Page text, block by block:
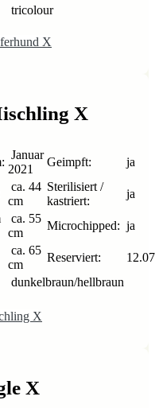
tricolour
X
X
Januar
2021
Geimpft: ja
ca. 44
cm
Sterilisiert /
kastriert:
ja
ca. 55
cm
Microchipped: ja
ca. 65
cm
Reserviert:
dunkelbraun/hellbraun
X
X